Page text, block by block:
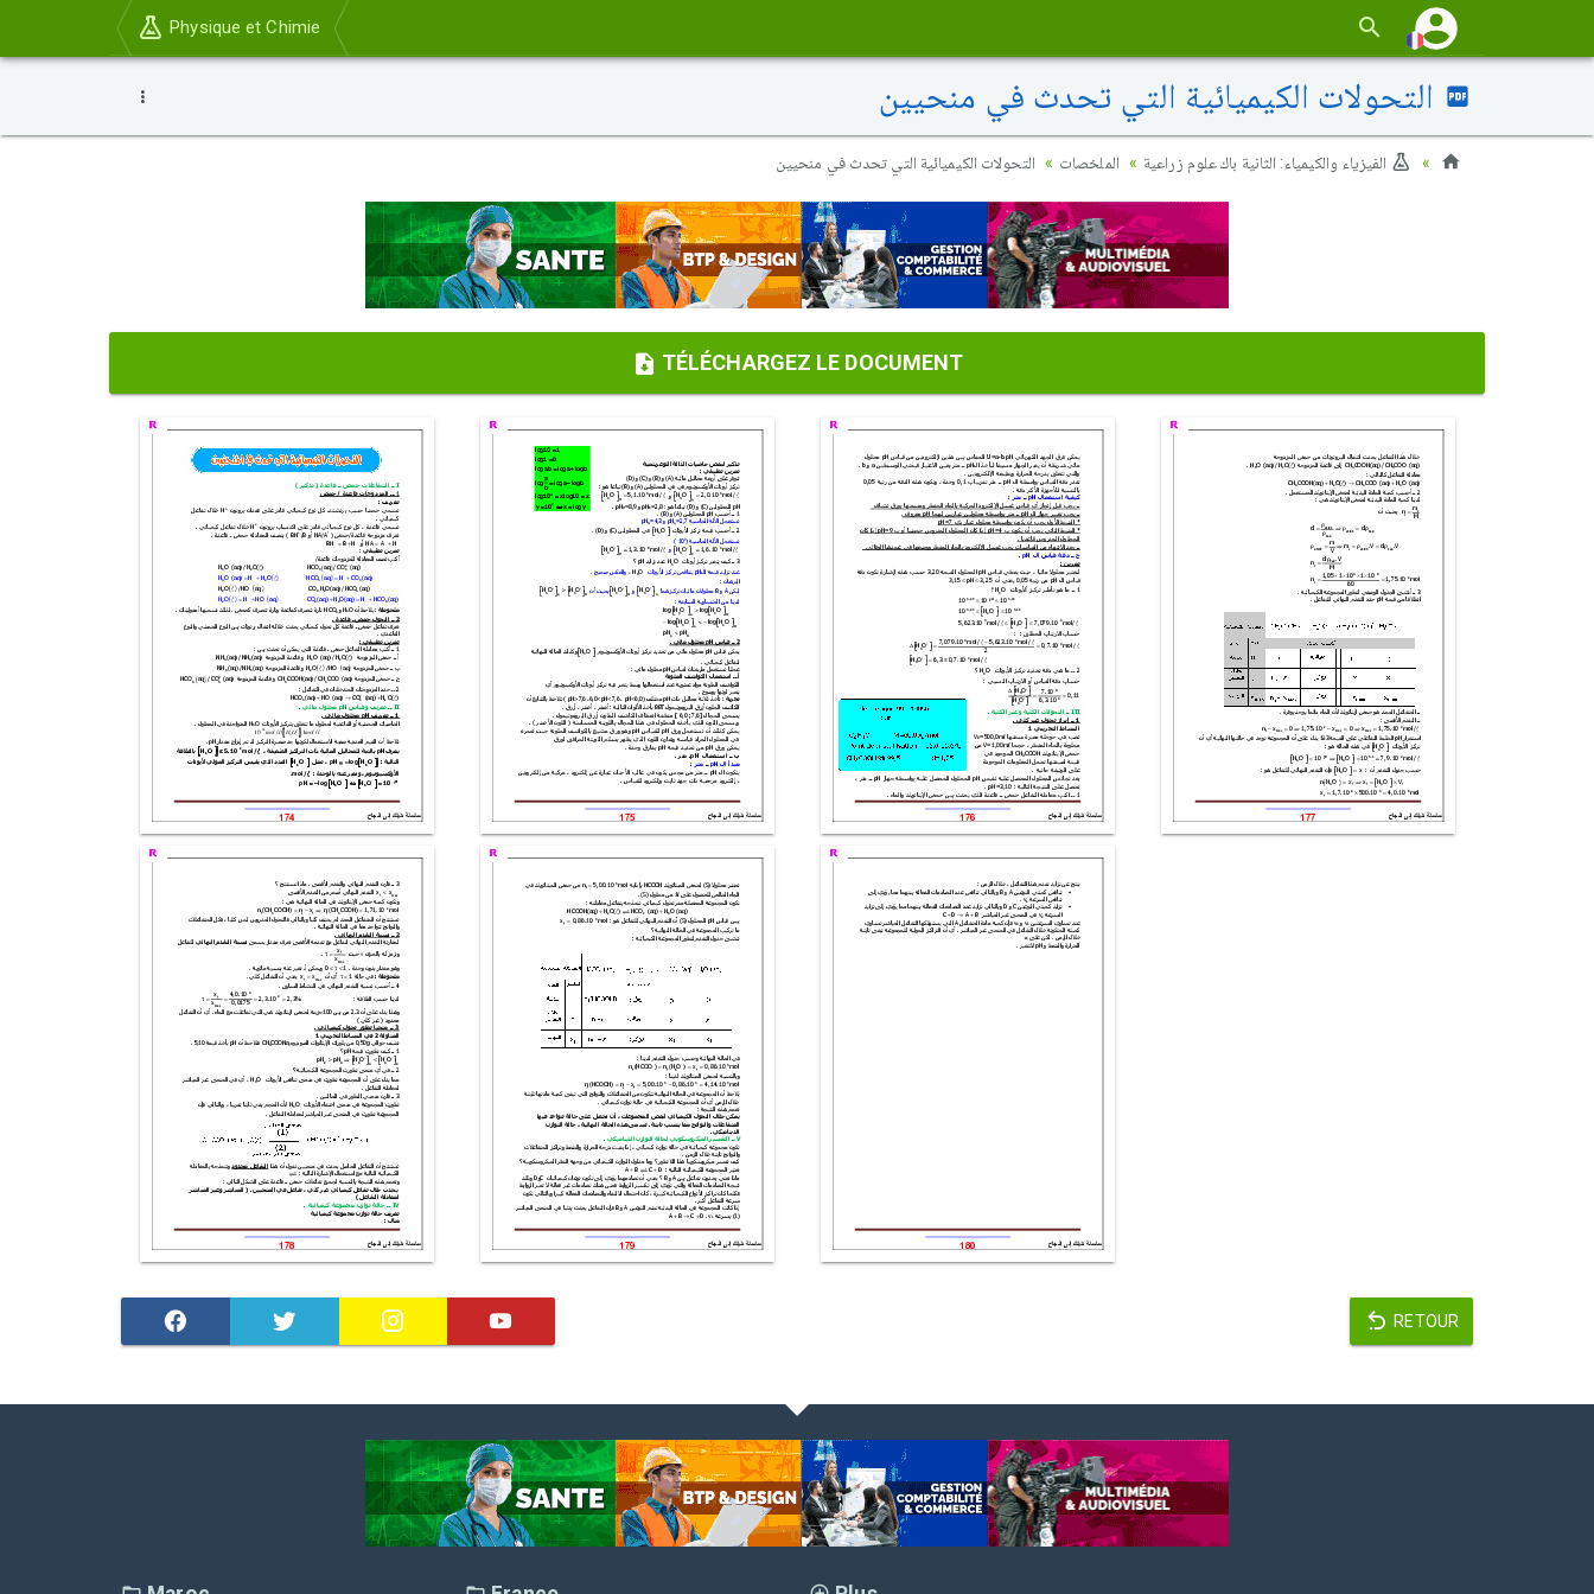
Physique et Chimie
التحولات الكيميائية التي تحدث في منحيين
الفيزياء والكيمياء: الثانية باك علوم زراعية الملخصات التحولات الكيميائية التي تحدث في منحيين
TÉLÉCHARGEZ LE DOCUMENT
RETOUR